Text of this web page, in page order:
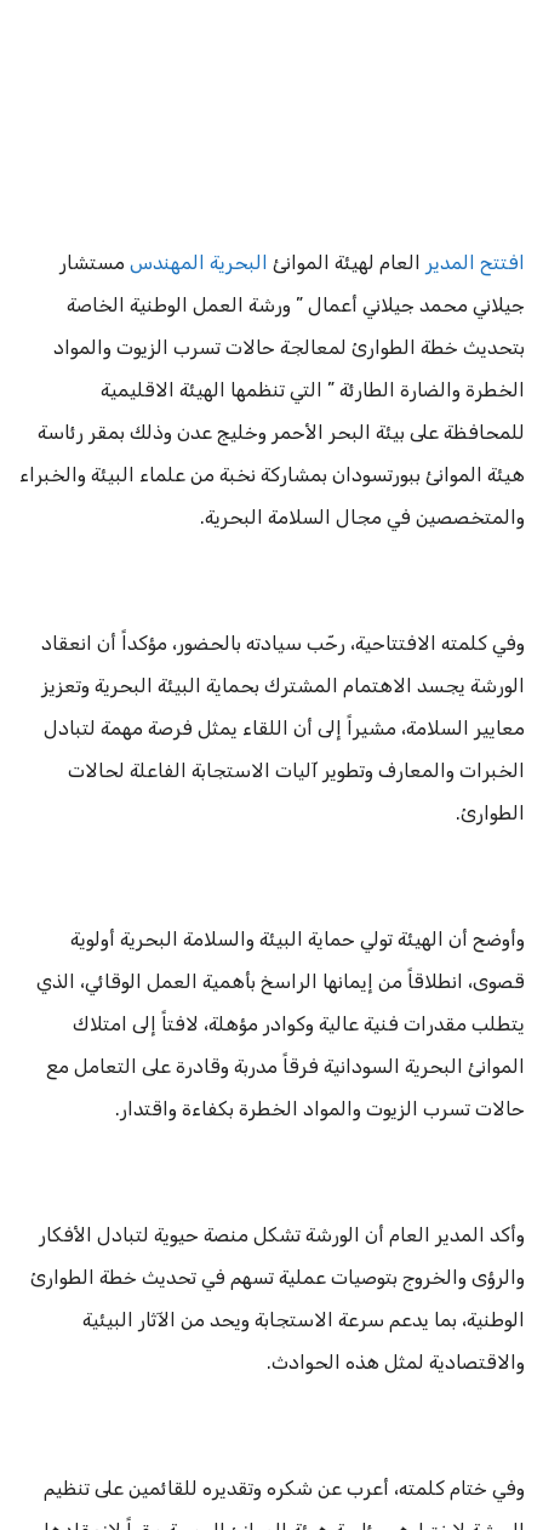
افتتح المدير العام لهيئة الموانئ البحرية المهندس مستشار
جيلاني محمد جيلاني أعمال ” ورشة العمل الوطنية الخاصة
بتحديث خطة الطوارئ لمعالجة حالات تسرب الزيوت والمواد
الخطرة والضارة الطارئة ” التي تنظمها الهيئة الاقليمية
للمحافظة على بيئة البحر الأحمر وخليج عدن وذلك بمقر رئاسة
هيئة الموانئ ببورتسودان بمشاركة نخبة من علماء البيئة والخبراء
والمتخصصين في مجال السلامة البحرية.
وفي كلمته الافتتاحية، رحّب سيادته بالحضور، مؤكداً أن انعقاد
الورشة يجسد الاهتمام المشترك بحماية البيئة البحرية وتعزيز
معايير السلامة، مشيراً إلى أن اللقاء يمثل فرصة مهمة لتبادل
الخبرات والمعارف وتطوير آليات الاستجابة الفاعلة لحالات
الطوارئ.
وأوضح أن الهيئة تولي حماية البيئة والسلامة البحرية أولوية
قصوى، انطلاقاً من إيمانها الراسخ بأهمية العمل الوقائي، الذي
يتطلب مقدرات فنية عالية وكوادر مؤهلة، لافتاً إلى امتلاك
الموانئ البحرية السودانية فرقاً مدربة وقادرة على التعامل مع
حالات تسرب الزيوت والمواد الخطرة بكفاءة واقتدار.
وأكد المدير العام أن الورشة تشكل منصة حيوية لتبادل الأفكار
والرؤى والخروج بتوصيات عملية تسهم في تحديث خطة الطوارئ
الوطنية، بما يدعم سرعة الاستجابة ويحد من الآثار البيئية
والاقتصادية لمثل هذه الحوادث.
وفي ختام كلمته، أعرب عن شكره وتقديره للقائمين على تنظيم